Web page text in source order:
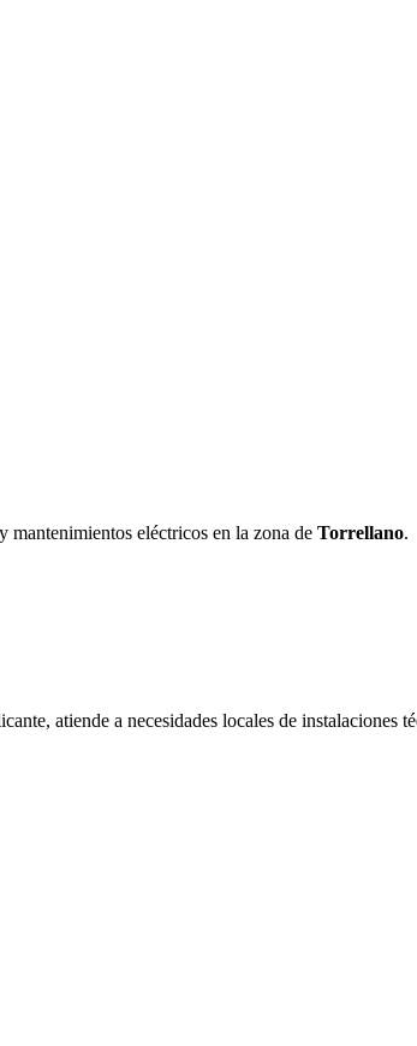
mantenimientos eléctricos en la zona de Torrellano.
atiende a necesidades locales de